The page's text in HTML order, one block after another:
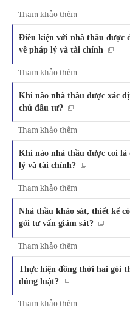
Tham khảo thêm
Điều kiện với nhà thầu được
về pháp lý và tài chính
Tham khảo thêm
Khi nào nhà thầu được xác
chủ đầu tư?
Tham khảo thêm
Khi nào nhà thầu được coi là
lý và tài chính?
Tham khảo thêm
Nhà thầu khảo sát, thiết kế
gói tư vấn giám sát?
Tham khảo thêm
Thực hiện đồng thời hai gói
đúng luật?
Tham khảo thêm